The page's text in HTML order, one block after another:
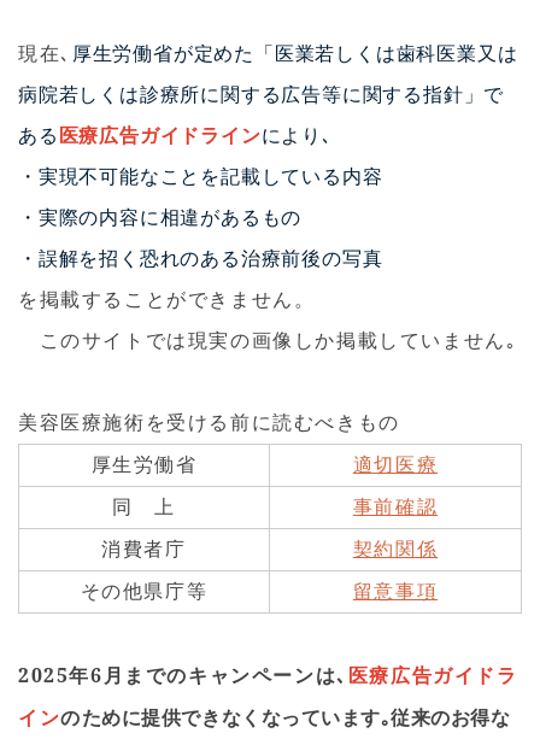
た。高々２ｍｌ注入しただけで女優さんのように美しくな
り、施術した当職が驚いてしまいました。患者様が予想し
ですが、若返り以外に美人度アップまで達成でき喜んでい
ただけました。しかしながら、画像の使用許可は得られ
ず、皆様にお見せできず残念でなりません。😢
2025.05.17
今日４か月間でお得な美肌・小顔セットレーザー施術を６
回受けた患者様が３か月ぶりに来院されました。とても肌
顔になって若返り、美しくなっておられたので、美容皮膚
ません。(😿)
2025.05.15
2025年6月より、ほくろ除去施術方法を新しいものに致し
ます。２種類のレーザーを使い、正常な組織を削ることな
く、メラニン産生細胞であるメラノサイト(メラニン細胞)
だけを破壊する方法に致します。凹みを最小限にし除去痕
が残らないようにするためです。乞うご期待！
2025.05.10
思うように改善しない方は、必ず日焼け止めＳＰＦ５０＋
現在､ 厚生労働省が定めた「医業若しくは歯科医業又は
病院若しくは診療所に関する広告等に関する指針」で
ある 医療広告ガイドラインにより､
・実現不可能なことを記載している内容
・ 実際の内容に相違があるもの
・ 誤解を招く恐れのある治療前後の写真
を掲載することができません。
このサイトでは現実の画像しか掲載していません｡
美容医療施術を受ける前に読むべきもの
厚生労働省
適切医療
同 上
事前確認
消費者庁
契約関係
その他県庁等
留意事項
2025年6月までのキャンペーンは､ 医療広告ガイドラ
インのために提供できなくなっています｡従来のお得な